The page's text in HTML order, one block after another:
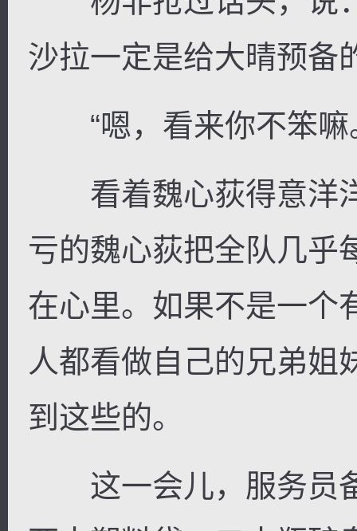
沙拉一定是给大晴预备
“嗯，看来你不笨嘛
看着魏心荻得意洋
亏的魏心荻把全队几乎
在心里。如果不是一个
人都看做自己的兄弟姐
到这些的。
这一会儿，服务员